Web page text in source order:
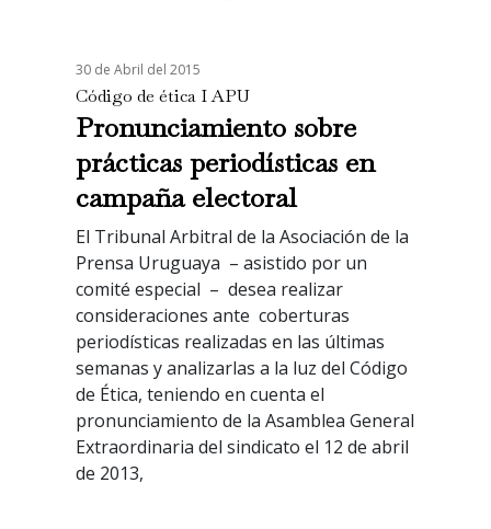
30 de Abril del 2015
Código de ética I APU
Pronunciamiento sobre
prácticas periodísticas en
campaña electoral
El Tribunal Arbitral de la Asociación de la
Prensa Uruguaya – asistido por un
comité especial – desea realizar
consideraciones ante coberturas
periodísticas realizadas en las últimas
semanas y analizarlas a la luz del Código
de Ética, teniendo en cuenta el
pronunciamiento de la Asamblea General
Extraordinaria del sindicato el 12 de abril
de 2013,